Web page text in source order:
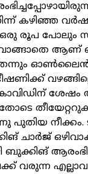
കഴിഞ്ഞ
ഒരു രൂപ പോലും
വാങ്ങാതെ ആണ്
ശേഷം
നീക്കം.
ചാർജ്
ബുക്കിങ്
വരുന്ന